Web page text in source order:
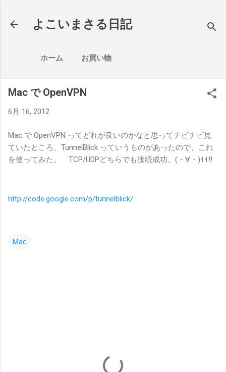
よこいまさる日記
ホーム お買い物
Mac で OpenVPN
6月 16, 2012
Mac で OpenVPN ってどれが良いのかなと思ってチビチビ見
ていたところ、TunnelBlick っていうものがあったので、これ
を使ってみた。 TCP/UDPどちらでも接続成功。(・∀・)ｲｲ!!
http://code.google.com/p/tunnelblick/
Mac